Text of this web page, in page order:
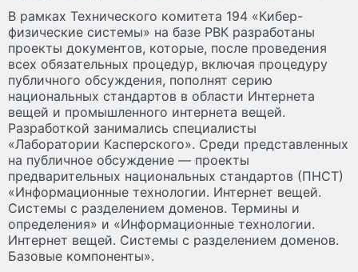
В рамках Технического комитета 194 «Кибер-
физические системы» на базе РВК разработаны
проекты документов, которые, после проведения
всех обязательных процедур, включая процедуру
публичного обсуждения, пополнят серию
национальных стандартов в области Интернета
вещей и промышленного интернета вещей.
Разработкой занимались специалисты
«Лаборатории Касперского». Среди представленных
на публичное обсуждение — проекты
предварительных национальных стандартов (ПНСТ)
«Информационные технологии. Интернет вещей.
Системы с разделением доменов. Термины и
определения» и «Информационные технологии.
Интернет вещей. Системы с разделением доменов.
Базовые компоненты».